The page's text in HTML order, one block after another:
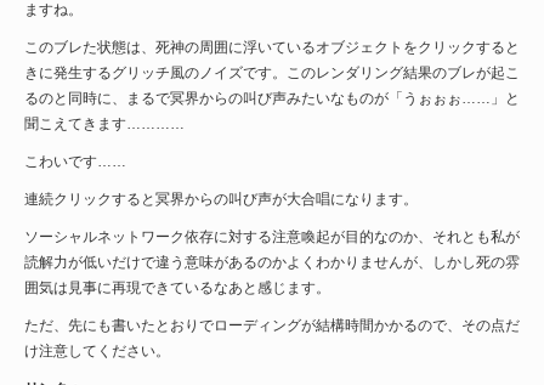
ますね。
このブレた状態は、死神の周囲に浮いているオブジェクトをクリックすると
きに発生するグリッチ風のノイズです。このレンダリング結果のブレが起こ
るのと同時に、まるで冥界からの叫び声みたいなものが「うぉぉぉ……」と
聞こえてきます…………
こわいです……
連続クリックすると冥界からの叫び声が大合唱になります。
ソーシャルネットワーク依存に対する注意喚起が目的なのか、それとも私が
読解力が低いだけで違う意味があるのかよくわかりませんが、しかし死の雰
囲気は見事に再現できているなあと感じます。
ただ、先にも書いたとおりでローディングが結構時間かかるので、その点だ
け注意してください。